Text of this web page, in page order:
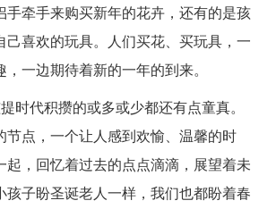
手牵手来购买新年的花卉，还有的是孩
己喜欢的玩具。人们买花、买玩具，一
一边期待着新的一年的到来。
时代积攒的或多或少都还有点童真。
节点，一个让人感到欢愉、温馨的时
起，回忆着过去的点点滴滴，展望着未
孩子盼圣诞老人一样，我们也都盼着春